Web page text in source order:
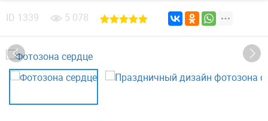
ID 1339 5 078